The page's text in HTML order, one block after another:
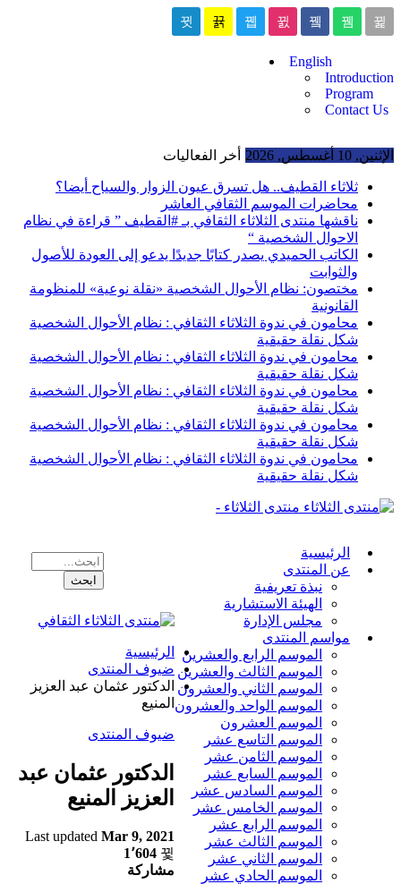
English
Introduction
Program
Contact Us
الإثنين, 10 أغسطس, 2026 أخر الفعاليات
ثلاثاء القطيف.. هل تسرق عيون الزوار والسياح أيضا؟
محاضرات الموسم الثقافي العاشر
ناقشها منتدى الثلاثاء الثقافي بـ #القطيف ” قراءة في نظام
الاحوال الشخصية “
الكاتب الحميدي يصدر كتابًا جديدًا يدعو إلى العودة للأصول
والثوابت
مختصون: نظام الأحوال الشخصية «نقلة نوعية» للمنظومة
القانونية
محامون في ندوة الثلاثاء الثقافي : نظام الأحوال الشخصية
شكل نقلة حقيقية
محامون في ندوة الثلاثاء الثقافي : نظام الأحوال الشخصية
شكل نقلة حقيقية
محامون في ندوة الثلاثاء الثقافي : نظام الأحوال الشخصية
شكل نقلة حقيقية
محامون في ندوة الثلاثاء الثقافي : نظام الأحوال الشخصية
شكل نقلة حقيقية
محامون في ندوة الثلاثاء الثقافي : نظام الأحوال الشخصية
شكل نقلة حقيقية
منتدى الثلاثاء -
الرئيسية
عن المنتدى
نبذة تعريفية
الهيئة الاستشارية
مجلس الإدارة
مواسم المنتدى
الموسم الرابع والعشرين
الموسم الثالث والعشرين
الموسم الثاني والعشرون
الموسم الواحد والعشرون
الموسم العشرون
الموسم التاسع عشر
الموسم الثامن عشر
الموسم السابع عشر
الموسم السادس عشر
الموسم الخامس عشر
الموسم الرابع عشر
الموسم الثالث عشر
الموسم الثاني عشر
الموسم الحادي عشر
الرئيسية
ضيوف المنتدى
الدكتور عثمان عبد العزيز
المنيع
ضيوف المنتدى
الدكتور عثمان عبد
العزيز المنيع
Last updated Mar 9, 2021
1٬604
مشاركة